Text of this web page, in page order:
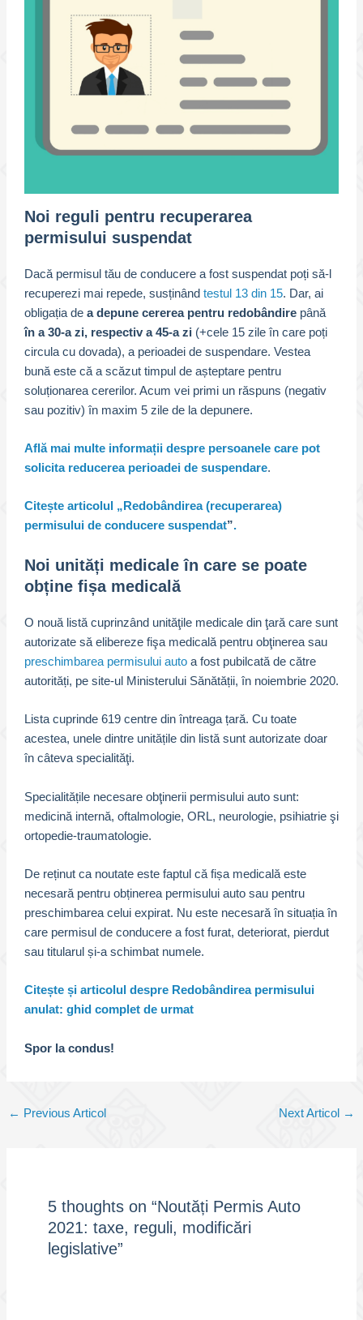
Noi reguli pentru recuperarea
permisului suspendat
Dacă permisul tău de conducere a fost suspendat poți să-l
recuperezi mai repede, susținând testul 13 din 15. Dar, ai
obligația dea depune cererea pentru redobândirepână
în a 30-a zi, respectiv a 45-a zi(+cele 15 zile în care poți
circula cu dovada), a perioadei de suspendare. Vestea
bună este că a scăzut timpul de așteptare pentru
soluționarea cererilor. Acum vei primi un răspuns (negativ
sau pozitiv) în maxim 5 zile de la depunere.
Află mai multe informații despre persoanele care pot
solicita reducerea perioadei de suspendare.
Citește articolul „Redobândirea (recuperarea)
permisului de conducere suspendat”.
Noi unități medicale în care se poate
obține fișa medicală
O nouă listă cuprinzând unităţile medicale din ţară care sunt
autorizate să elibereze fişa medicală pentru obţinerea sau
preschimbarea permisului autoa fost pubilcată de către
autorități, pe site-ul Ministerului Sănătății, în noiembrie 2020.
Lista cuprinde 619 centre din întreaga țară. Cu toate
acestea, unele dintre unitățile din listă sunt autorizate doar
în câteva specialităţi.
Specialitățile necesare obţinerii permisului auto sunt:
medicină internă, oftalmologie, ORL, neurologie, psihiatrie şi
ortopedie-traumatologie.
De reținut ca noutate este faptul că fișa medicală este
necesară pentru obținerea permisului auto sau pentru
preschimbarea celui expirat. Nu este necesară în situația în
care permisul de conducere a fost furat, deteriorat, pierdut
sau titularul și-a schimbat numele.
Citește și articolul despre Redobândirea permisului
anulat: ghid complet de urmat
Spor la condus!
Post
← Previous Articol Next Articol →
5 thoughts on “Noutăți Permis Auto
2021: taxe, reguli, modificări
legislative”